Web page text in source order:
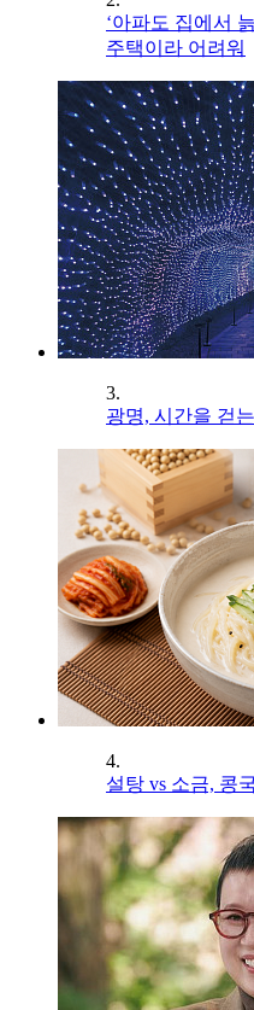
‘아파도 집에서
주택이라 어려워
3.
광명, 시간을 걷
4.
설탕 vs 소금, 콩